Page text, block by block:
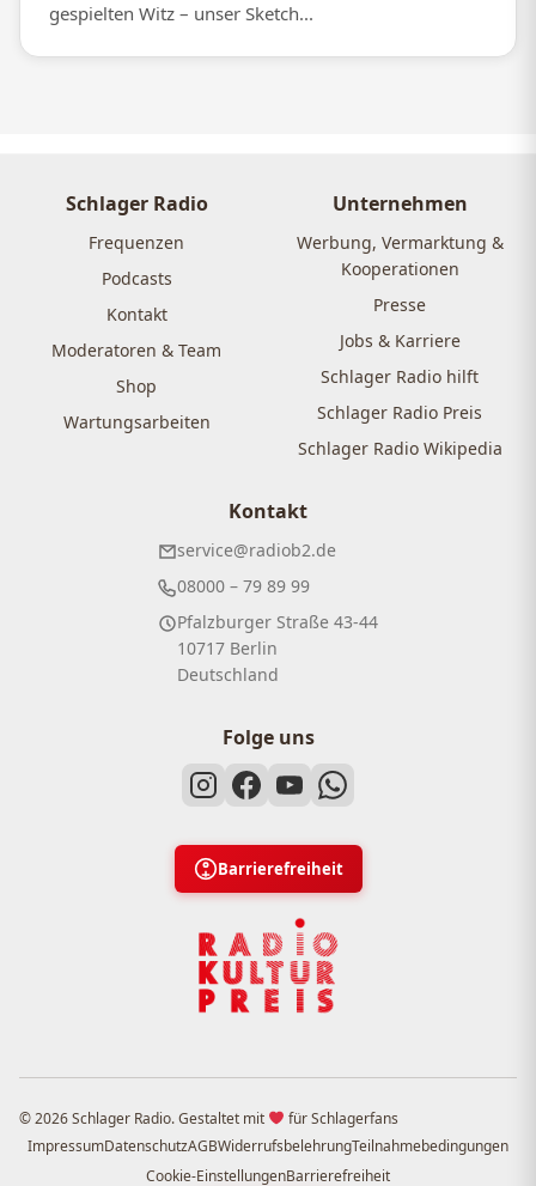
gespielten Witz – unser Sketch...
Schlager Radio
Frequenzen
Podcasts
Kontakt
Moderatoren & Team
Shop
Wartungsarbeiten
Unternehmen
Werbung, Vermarktung &
Kooperationen
Presse
Jobs & Karriere
Schlager Radio hilft
Schlager Radio Preis
Schlager Radio Wikipedia
Kontakt
service@radiob2.de
08000 – 79 89 99
Pfalzburger Straße 43-44
10717 Berlin
Deutschland
Folge uns
Barrierefreiheit
© 2026 Schlager Radio. Gestaltet mit
für Schlagerfans
ImpressumDatenschutzAGBWiderrufsbelehrungTeilnahmebedingungen
Cookie-EinstellungenBarrierefreiheit